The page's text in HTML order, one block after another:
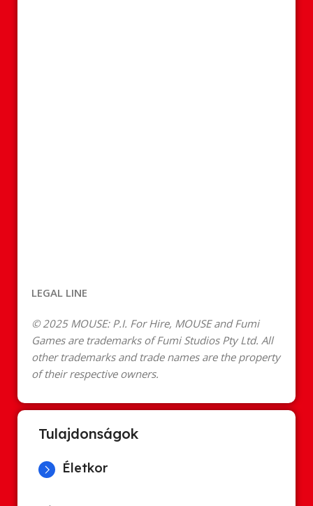
LEGAL LINE
© 2025 MOUSE: P.I. For Hire, MOUSE and Fumi
Games are trademarks of Fumi Studios Pty Ltd. All
other trademarks and trade names are the property
of their respective owners.
Tulajdonságok
Életkor